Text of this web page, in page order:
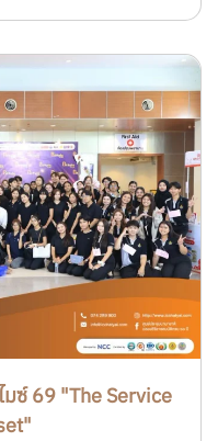
ซ์ 69 "The Service